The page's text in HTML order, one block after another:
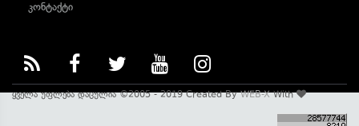
კონტაქტი
ყველა უფლება დაცულია ©2005 - 2019 Created ByWEB-XWith